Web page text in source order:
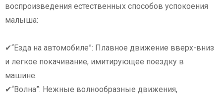
воспроизведения естественных способов успокоения
малыша:
✔“Езда на автомобиле”: Плавное движение вверх-вниз
и легкое покачивание, имитирующее поездку в
машине.
✔“Волна”: Нежные волнообразные движения,